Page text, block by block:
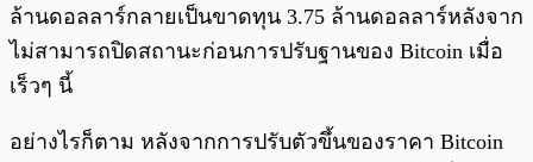
ล้านดอลลาร์กลายเป็นขาดทุน 3.75 ล้านดอลลาร์หลังจาก
ไม่สามารถปิดสถานะก่อนการปรับฐานของ Bitcoin เมื่อ
เร็วๆ นี้
อย่างไรก็ตาม หลังจากการปรับตัวขึ้นของราคา Bitcoin